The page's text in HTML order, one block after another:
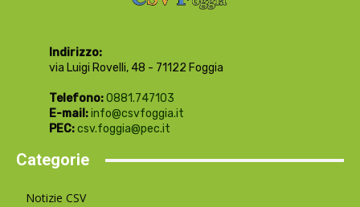
Indirizzo:
via Luigi Rovelli, 48 - 71122 Foggia
Telefono:0881.747103
E-mail:info@csvfoggia.it
PEC:csv.foggia@pec.it
Categorie
Notizie CSV